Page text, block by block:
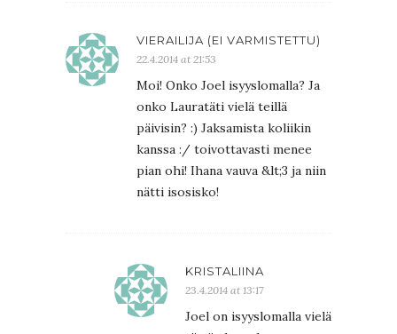
VIERAILIJA (EI VARMISTETTU)
22.4.2014 at 21:53
Moi! Onko Joel isyyslomalla? Ja
onko Lauratäti vielä teillä
päivisin? :) Jaksamista koliikin
kanssa :/ toivottavasti menee
pian ohi! Ihana vauva &lt;3 ja niin
nätti isosisko!
KRISTALIINA
23.4.2014 at 13:17
Joel on isyyslomalla vielä